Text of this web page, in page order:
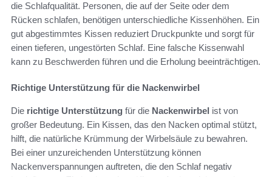
die Schlafqualität. Personen, die auf der Seite oder dem
Rücken schlafen, benötigen unterschiedliche Kissenhöhen. Ein
gut abgestimmtes Kissen reduziert Druckpunkte und sorgt für
einen tieferen, ungestörten Schlaf. Eine falsche Kissenwahl
kann zu Beschwerden führen und die Erholung beeinträchtigen.
Richtige Unterstützung für die Nackenwirbel
Die richtige Unterstützung für die Nackenwirbel ist von
großer Bedeutung. Ein Kissen, das den Nacken optimal stützt,
hilft, die natürliche Krümmung der Wirbelsäule zu bewahren.
Bei einer unzureichenden Unterstützung können
Nackenverspannungen auftreten, die den Schlaf negativ